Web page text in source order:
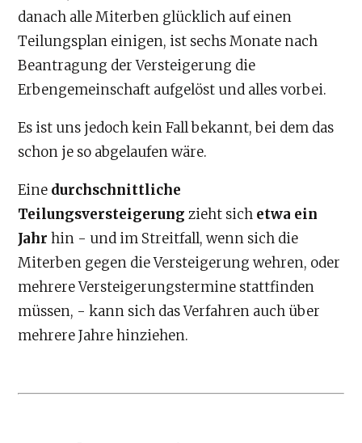
danach alle Miterben glücklich auf einen
Teilungsplan einigen, ist sechs Monate nach
Beantragung der Versteigerung die
Erbengemeinschaft aufgelöst und alles vorbei.
Es ist uns jedoch kein Fall bekannt, bei dem das
schon je so abgelaufen wäre.
Eine durchschnittliche
Teilungsversteigerung zieht sich etwa ein
Jahr hin - und im Streitfall, wenn sich die
Miterben gegen die Versteigerung wehren, oder
mehrere Versteigerungstermine stattfinden
müssen, - kann sich das Verfahren auch über
mehrere Jahre hinziehen.